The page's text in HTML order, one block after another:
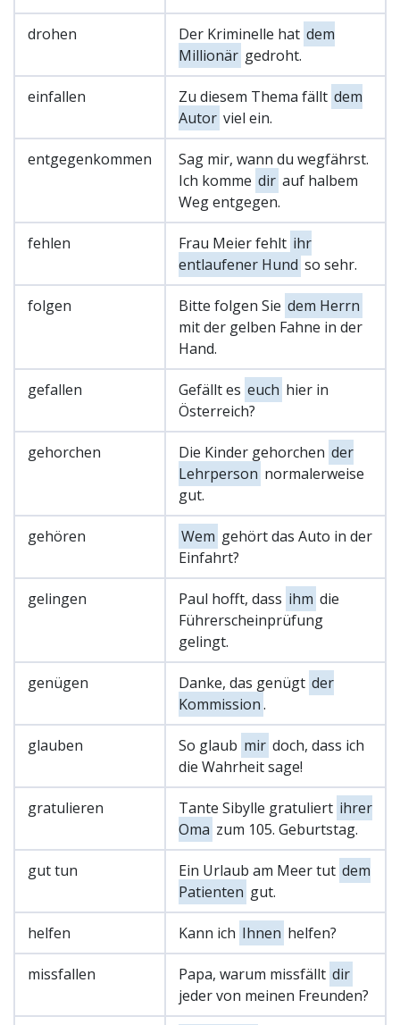
drohen Der Kriminelle hat dem
Millionär gedroht.
einfallen Zu diesem Thema fällt dem
Autor viel ein.
entgegenkommen
Sag mir, wann du wegfährst.
Ich komme dir auf halbem
Weg entgegen.
fehlen Frau Meier fehlt ihr
entlaufener Hund so sehr.
folgen Bitte folgen Sie dem Herrn
mit der gelben Fahne in der
Hand.
gefallen Gefällt es euch hier in
Österreich?
gehorchen Die Kinder gehorchen der
Lehrperson normalerweise
gut.
gehören Wem gehört das Auto in der
Einfahrt?
gelingen Paul hofft, dass ihm die
Führerscheinprüfung
gelingt.
genügen Danke, das genügt der
Kommission.
glauben So glaub mir doch, dass ich
die Wahrheit sage!
gratulieren Tante Sibylle gratuliert ihrer
Oma zum 105. Geburtstag.
gut tun Ein Urlaub am Meer tut dem
Patienten gut.
helfen Kann ich Ihnen helfen?
missfallen Papa, warum missfällt dir
jeder von meinen Freunden?